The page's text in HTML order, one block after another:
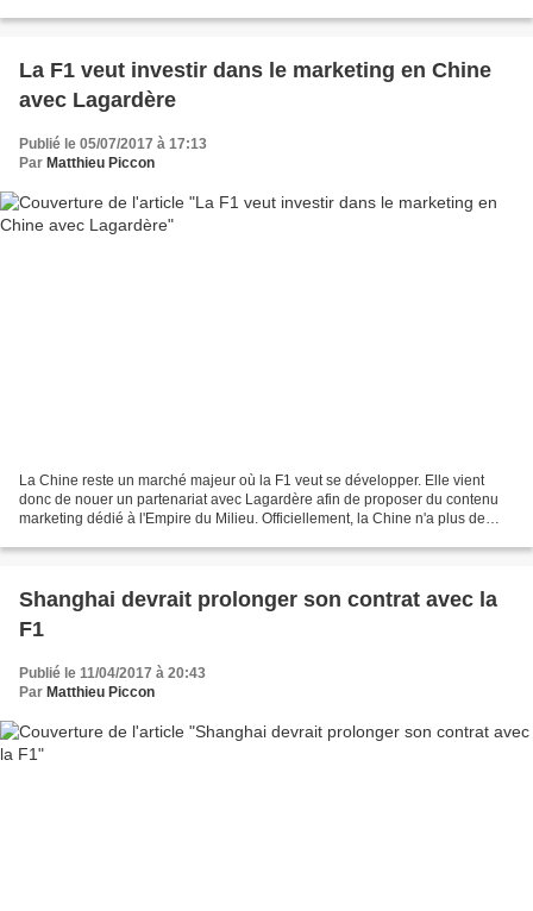
La F1 veut investir dans le marketing en Chine
avec Lagardère
Publié le 05/07/2017 à 17:13
Par Matthieu Piccon
La Chine reste un marché majeur où la F1 veut se développer. Elle vient
donc de nouer un partenariat avec Lagardère afin de proposer du contenu
marketing dédié à l'Empire du Milieu. Officiellement, la Chine n'a plus de
Shanghai devrait prolonger son contrat avec la
F1
Publié le 11/04/2017 à 20:43
Par Matthieu Piccon